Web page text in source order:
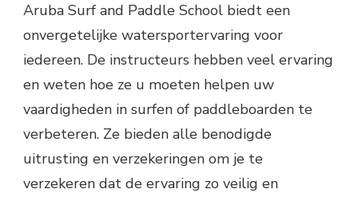
Aruba Surf and Paddle School biedt een
onvergetelijke watersportervaring voor
iedereen. De instructeurs hebben veel ervaring
en weten hoe ze u moeten helpen uw
vaardigheden in surfen of paddleboarden te
verbeteren. Ze bieden alle benodigde
uitrusting en verzekeringen om je te
verzekeren dat de ervaring zo veilig en